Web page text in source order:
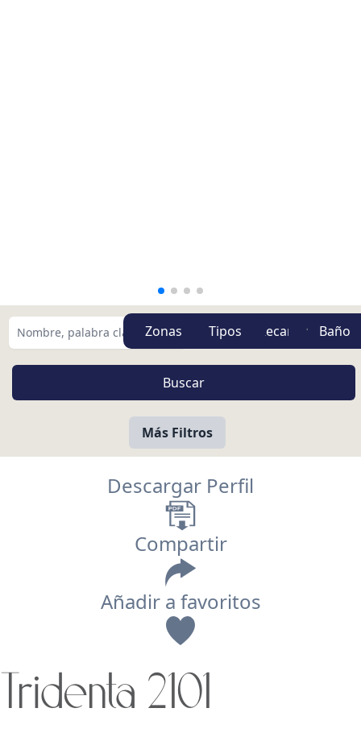
Zonas Tipos
Más Filtros
Descargar Perfil
Compartir
Añadir a favoritos
Tridenta 2101